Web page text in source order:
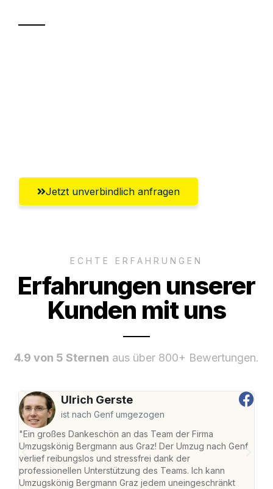
Jetzt unverbindlich anfragen
ECHTE ERFAHRUNGEN
Erfahrungen unserer
Kunden mit uns
4.9 von 5 Sternen aus über 800+ Bewertungen.
Ulrich Gerste
ist nach Genf umgezogen
"Ein großes Dankeschön an das Team der Firma
Umzugskönig Bergmann aus Graz! Der Umzug nach Genf
verlief reibungslos und stressfrei dank der
professionellen Unterstützung des Teams. Ich kann
Umzugskönig Bergmann Graz jedem uneingeschränkt